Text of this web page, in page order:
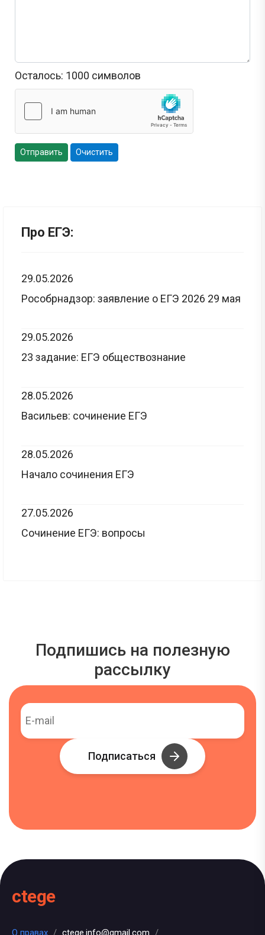
Осталось: 1000 символов
Отправить Очистить
Про ЕГЭ:
29.05.2026
Рособрнадзор: заявление о ЕГЭ 2026 29 мая
29.05.2026
23 задание: ЕГЭ обществознание
28.05.2026
Васильев: сочинение ЕГЭ
28.05.2026
Начало сочинения ЕГЭ
27.05.2026
Сочинение ЕГЭ: вопросы
Подпишись на полезную
рассылку
Подписаться
ctege
О правах / ctege.info@gmail.com /